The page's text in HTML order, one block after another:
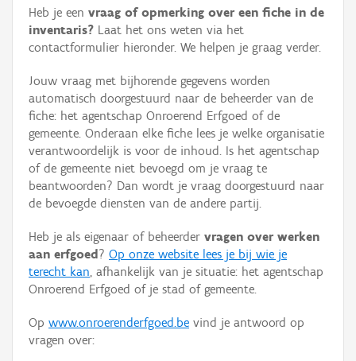
Erfgoedobject
Aanduidingsobject
Waarneming
Thema
Gebeurtenis
Persoon of collectief
Hergebruik
Aanmelden
Heb je een vraag of opmerking over een fiche in de
inventaris? Laat het ons weten via het
contactformulier hieronder. We helpen je graag verder.
Jouw vraag met bijhorende gegevens worden
automatisch doorgestuurd naar de beheerder van de
fiche: het agentschap Onroerend Erfgoed of de
gemeente. Onderaan elke fiche lees je welke organisatie
verantwoordelijk is voor de inhoud. Is het agentschap
of de gemeente niet bevoegd om je vraag te
beantwoorden? Dan wordt je vraag doorgestuurd naar
de bevoegde diensten van de andere partij.
Heb je als eigenaar of beheerder vragen over werken
aan erfgoed ? Op onze website lees je bij wie je
terecht kan, afhankelijk van je situatie: het agentschap
Onroerend Erfgoed of je stad of gemeente.
Op www.onroerenderfgoed.be vind je antwoord op
vragen over: